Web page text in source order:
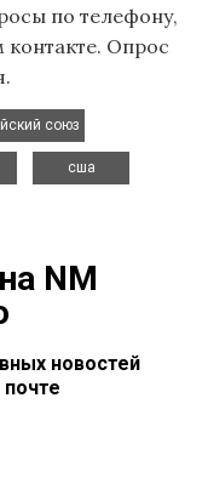
по телефону,
Опрос
союз
сша
NM
новостей